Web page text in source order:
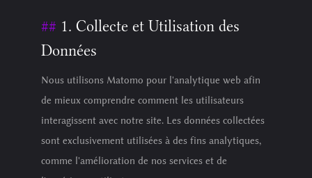
1. Collecte et Utilisation des
Données
Nous utilisons Matomo pour l'analytique web afin
de mieux comprendre comment les utilisateurs
interagissent avec notre site. Les données collectées
sont exclusivement utilisées à des fins analytiques,
comme l'amélioration de nos services et de